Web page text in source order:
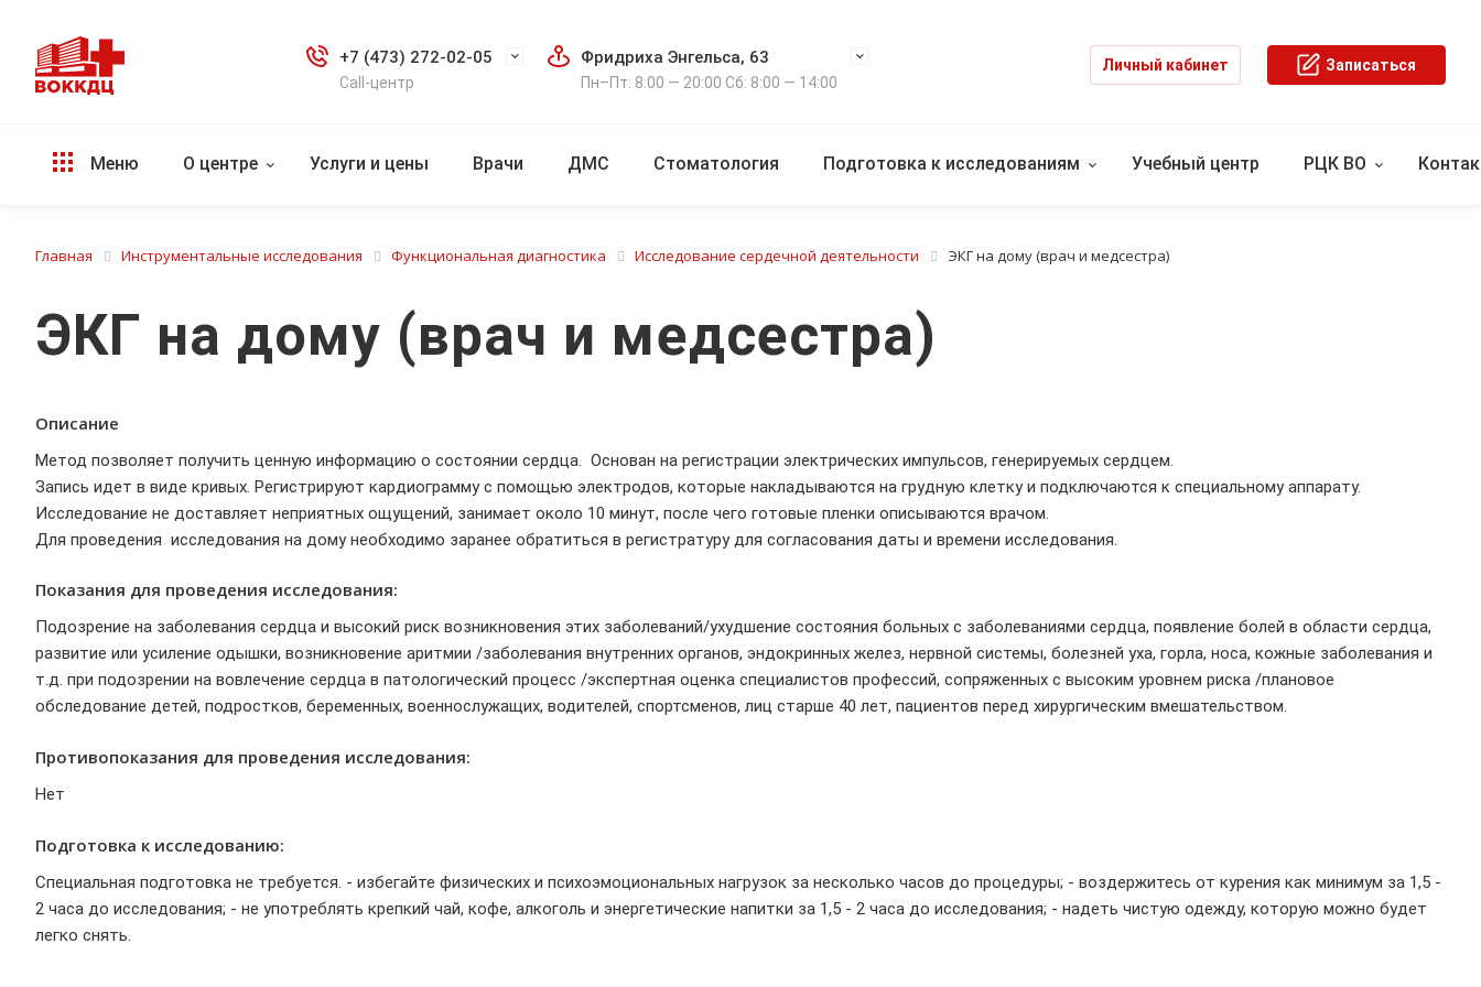
+7 (473) 272-02-05
Call-центр
Фридриха Энгельса, 63
Пн–Пт: 8:00 — 20:00 Сб: 8:00 — 14:00
Личный кабинет Записаться
Меню О центре Услуги и цены Врачи ДМС Стоматология Подготовка к исследованиям Учебный центр РЦК ВО
Главная Инструментальные исследования Функциональная диагностика Исследование сердечной деятельности ЭКГ на дому (врач и медсестра)
ЭКГ на дому (врач и медсестра)
Описание
Метод позволяет получить ценную информацию о состоянии сердца. Основан на регистрации электрических импульсов, генерируемых сердцем.
Запись идет в виде кривых. Регистрируют кардиограмму с помощью электродов, которые накладываются на грудную клетку и подключаются к специальному аппарату.
Исследование не доставляет неприятных ощущений, занимает около 10 минут, после чего готовые пленки описываются врачом.
Для проведения исследования на дому необходимо заранее обратиться в регистратуру для согласования даты и времени исследования.
Показания для проведения исследования:
Подозрение на заболевания сердца и высокий риск возникновения этих заболеваний/ухудшение состояния больных с заболеваниями сердца, появление болей в области сердца,
развитие или усиление одышки, возникновение аритмии /заболевания внутренних органов, эндокринных желез, нервной системы, болезней уха, горла, носа, кожные заболевания и
т.д. при подозрении на вовлечение сердца в патологический процесс /экспертная оценка специалистов профессий, сопряженных с высоким уровнем риска /плановое
обследование детей, подростков, беременных, военнослужащих, водителей, спортсменов, лиц старше 40 лет, пациентов перед хирургическим вмешательством.
Противопоказания для проведения исследования:
Нет
Подготовка к исследованию:
Специальная подготовка не требуется. - избегайте физических и психоэмоциональных нагрузок за несколько часов до процедуры; - воздержитесь от курения как минимум за 1,5 -
2 часа до исследования; - не употреблять крепкий чай, кофе, алкоголь и энергетические напитки за 1,5 - 2 часа до исследования; - надеть чистую одежду, которую можно будет
легко снять.